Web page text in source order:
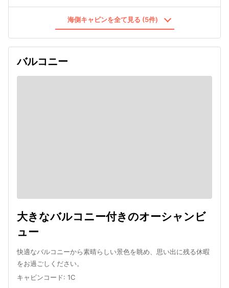
海側キャビンを全て見る (5件)
バルコニー
大きなバルコニー付きのオーシャンビ
ュー
快適なバルコニーから素晴らしい景色を眺め、思い出に残る休暇
をお過ごしください。
キャビンコード: 1C